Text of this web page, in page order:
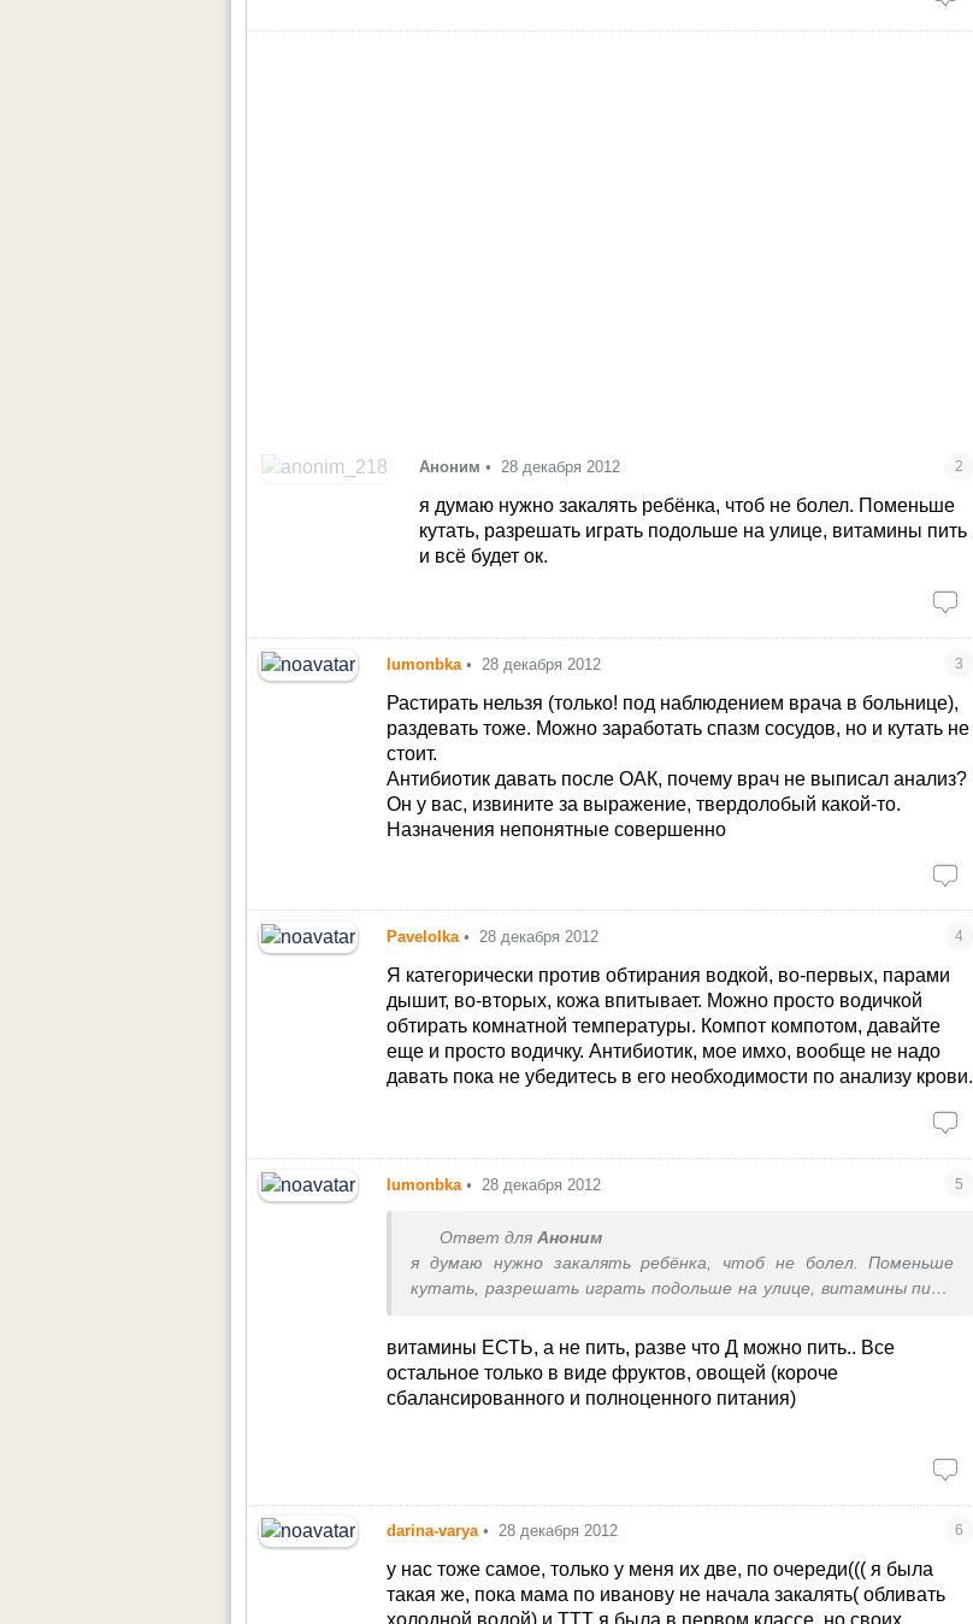
Аноним • 28 декабря 2012 2
я думаю нужно закалять ребёнка, чтоб не болел. Поменьше
кутать, разрешать играть подольше на улице, витамины пить
и всё будет ок.
lumonbka • 28 декабря 2012 3
Растирать нельзя (только! под наблюдением врача в больнице),
раздевать тоже. Можно заработать спазм сосудов, но и кутать не
стоит.
Антибиотик давать после ОАК, почему врач не выписал анализ?
Он у вас, извините за выражение, твердолобый какой-то.
Назначения непонятные совершенно
Pavelolka • 28 декабря 2012 4
Я категорически против обтирания водкой, во-первых, парами
дышит, во-вторых, кожа впитывает. Можно просто водичкой
обтирать комнатной температуры. Компот компотом, давайте
еще и просто водичку. Антибиотик, мое имхо, вообще не надо
давать пока не убедитесь в его необходимости по анализу крови.
lumonbka • 28 декабря 2012 5
Ответ для Аноним
я думаю нужно закалять ребёнка, чтоб не болел. Поменьше
кутать, разрешать играть подольше на улице, витамины пить
витамины ЕСТЬ, а не пить, разве что Д можно пить.. Все
остальное только в виде фруктов, овощей (короче
сбалансированного и полноценного питания)
darina-varya • 28 декабря 2012 6
у нас тоже самое, только у меня их две, по очереди((( я была
такая же, пока мама по иванову не начала закалять( обливать